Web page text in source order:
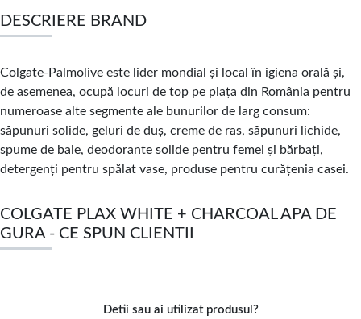
DESCRIERE BRAND
Colgate-Palmolive este lider mondial și local în igiena orală și,
de asemenea, ocupă locuri de top pe piața din România pentru
numeroase alte segmente ale bunurilor de larg consum:
săpunuri solide, geluri de duș, creme de ras, săpunuri lichide,
spume de baie, deodorante solide pentru femei și bărbați,
detergenți pentru spălat vase, produse pentru curățenia casei.
COLGATE PLAX WHITE + CHARCOAL APA DE
GURA - CE SPUN CLIENTII
Detii sau ai utilizat produsul?